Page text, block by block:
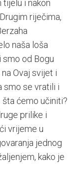
i nakon
riječima,
naša loša
smo od Bogu
Ovaj svijet i
smo se vratili i
ćemo učiniti?
prilike i
vrijeme u
jednog
kako je